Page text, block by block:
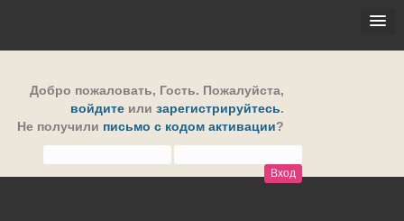
Добро пожаловать, Гость. Пожалуйста,
войдите или зарегистрируйтесь.
Не получили письмо с кодом активации?